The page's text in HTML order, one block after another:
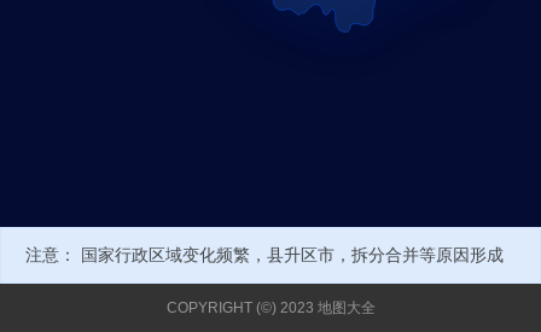
注意： 国家行政区域变化频繁，县升区市，拆分合并等原因形成
新的行政编号或名称，可能导致部分数据不正确。当前经纬度来自
COPYRIGHT (©) 2023 地图大全